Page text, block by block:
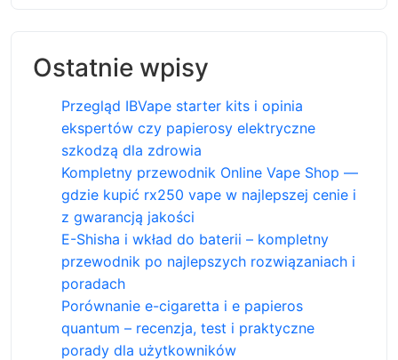
Ostatnie wpisy
Przegląd IBVape starter kits i opinia
ekspertów czy papierosy elektryczne
szkodzą dla zdrowia
Kompletny przewodnik Online Vape Shop —
gdzie kupić rx250 vape w najlepszej cenie i
z gwarancją jakości
E-Shisha i wkład do baterii – kompletny
przewodnik po najlepszych rozwiązaniach i
poradach
Porównanie e-cigaretta i e papieros
quantum – recenzja, test i praktyczne
porady dla użytkowników